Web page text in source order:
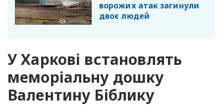
ворожих атак загинули
двоє людей
У Харкові встановлять
меморіальну дошку
Валентину Біблику